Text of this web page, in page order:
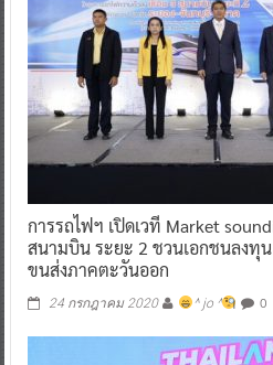
การรถไฟฯ เปิดเวที Market
สนามบิน ระยะ 2 ชวนเอกชนลง
ขนส่งภาคตะวันออก
24 กรกฎาคม 2020 ^ jo ^ 0